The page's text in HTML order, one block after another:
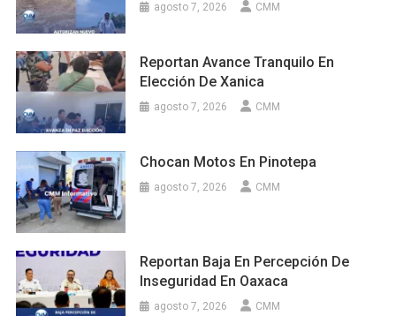
agosto 7, 2026 CMM
Reportan Avance Tranquilo En
Elección De Xanica
agosto 7, 2026 CMM
Chocan Motos En Pinotepa
agosto 7, 2026 CMM
Reportan Baja En Percepción De
Inseguridad En Oaxaca
agosto 7, 2026 CMM